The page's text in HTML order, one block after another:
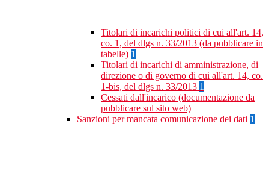
Titolari di incarichi politici di cui all'art. 14,
co. 1, del dlgs n. 33/2013 (da pubblicare in
tabelle) 1
Titolari di incarichi di amministrazione, di
direzione o di governo di cui all'art. 14, co.
1-bis, del dlgs n. 33/2013 1
Cessati dall'incarico (documentazione da
pubblicare sul sito web)
Sanzioni per mancata comunicazione dei dati 1